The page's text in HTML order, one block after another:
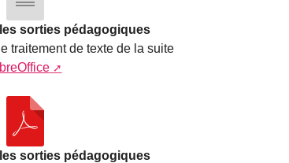
sorties pédagogiques
traitement de texte de la suite
sorties pédagogiques